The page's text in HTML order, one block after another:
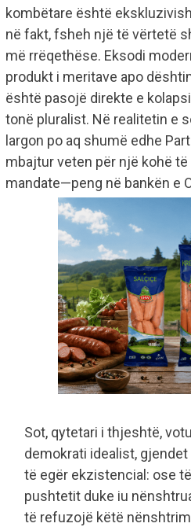
kombëtare është
në fakt, fsheh një të vërtetë
më rrëqethëse. Eksodi
produkt i meritave apo
është pasojë direkte e
tonë pluralist. Në realitetin e
largon po aq shumë edhe
mbajtur veten për një kohë
mandate—peng në bankën e
​Sot, qytetari i thjeshtë,
demokrati idealist,
të egër ekzistencial: ose
pushtetit duke iu
të refuzojë këtë